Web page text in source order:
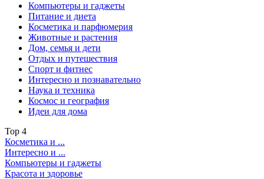
Компьютеры и гаджеты
Питание и диета
Косметика и парфюмерия
Животные и растения
Дом, семья и дети
Отдых и путешествия
Спорт и фитнес
Интересно и познавательно
Наука и техника
Космос и география
Идеи для дома
Top 4
Косметика и ...
Интересно и ...
Компьютеры и гаджеты
Красота и здоровье